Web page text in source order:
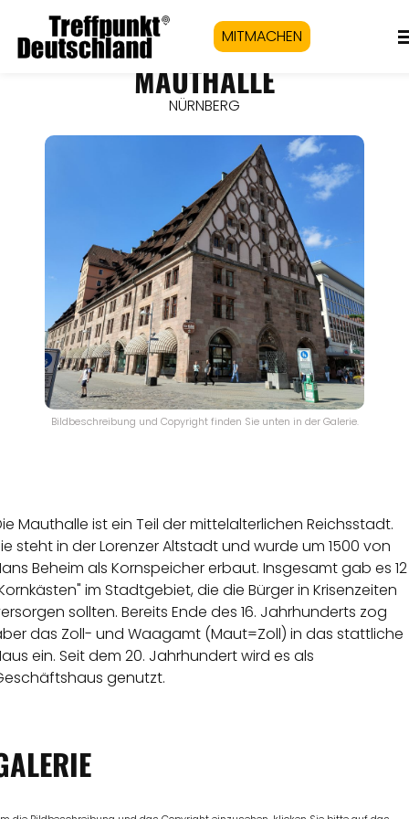
MITMACHEN
MAUTHALLE
NÜRNBERG
Bildbeschreibung und Copyright finden Sie unten in der Galerie.
Mauthalle ist ein Teil der mittelalterlichen Reichsstadt.
steht in der Lorenzer Altstadt und wurde um 1500 von
Beheim als Kornspeicher erbaut. Insgesamt gab es 12
im Stadtgebiet, die die Bürger in Krisenzeiten
sollten. Bereits Ende des 16. Jahrhunderts zog
das Zoll- und Waagamt (Maut=Zoll) in das stattliche
ein. Seit dem 20. Jahrhundert wird es als
genutzt.